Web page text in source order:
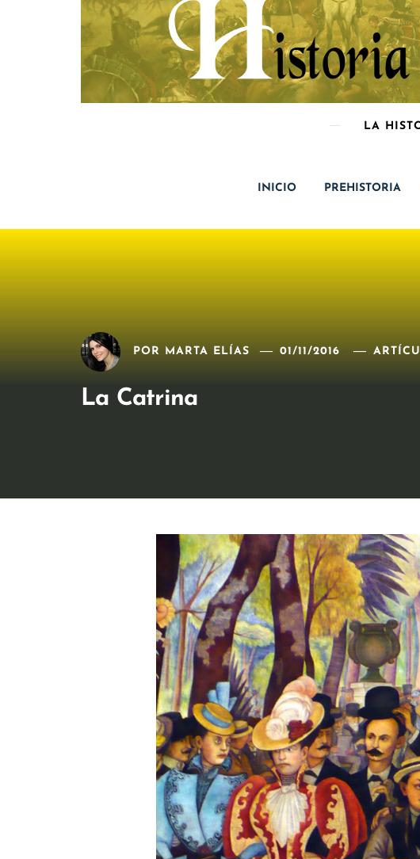
LA
INICIO PREHISTORIA
POR MARTA ELÍAS 01/11/2016
La Catrina